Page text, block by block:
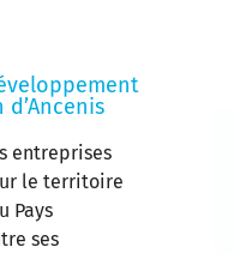
entreprises
le territoire
Pays
ses